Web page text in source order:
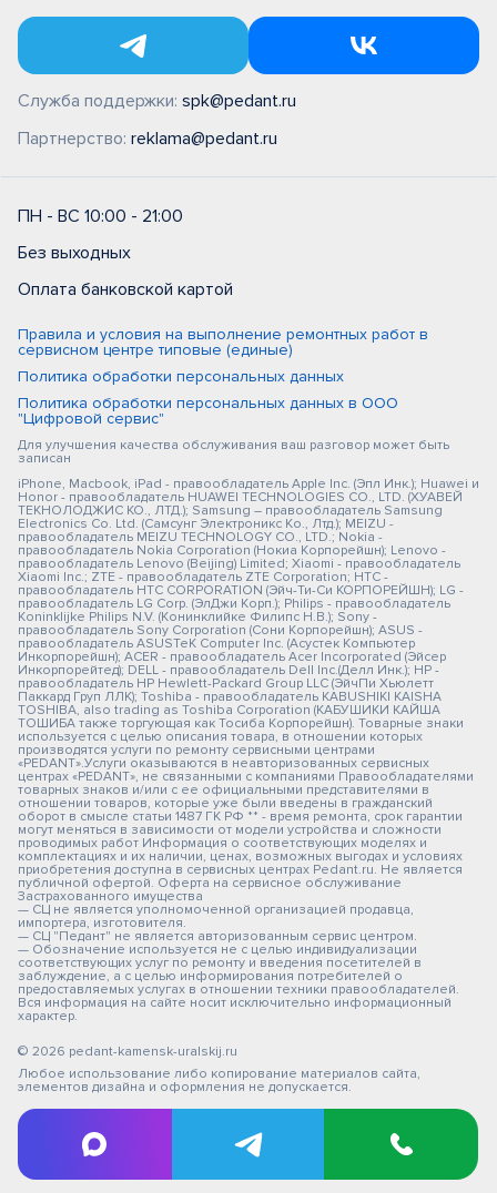
Служба поддержки: spk@pedant.ru
Партнерство: reklama@pedant.ru
ПН - ВС 10:00 - 21:00
Без выходных
Оплата банковской картой
Правила и условия на выполнение ремонтных работ в
сервисном центре типовые (единые)
Политика обработки персональных данных
Политика обработки персональных данных в ООО
"Цифровой сервис"
Для улучшения качества обслуживания ваш разговор может быть
записан
iPhone, Macbook, iPad - правообладатель Apple Inc. (Эпл Инк.); Huawei и
Honor - правообладатель HUAWEI TECHNOLOGIES CO., LTD. (ХУАВЕЙ
ТЕКНОЛОДЖИС КО., ЛТД.); Samsung – правообладатель Samsung
Electronics Co. Ltd. (Самсунг Электроникс Ко., Лтд.); MEIZU -
правообладатель MEIZU TECHNOLOGY CO., LTD.; Nokia -
правообладатель Nokia Corporation (Нокиа Корпорейшн); Lenovo -
правообладатель Lenovo (Beijing) Limited; Xiaomi - правообладатель
Xiaomi Inc.; ZTE - правообладатель ZTE Corporation; HTC -
правообладатель HTC CORPORATION (Эйч-Ти-Си КОРПОРЕЙШН); LG -
правообладатель LG Corp. (ЭлДжи Корп.); Philips - правообладатель
Koninklijke Philips N.V. (Конинклийке Филипс Н.В.); Sony -
правообладатель Sony Corporation (Сони Корпорейшн); ASUS -
правообладатель ASUSTeK Computer Inc. (Асустек Компьютер
Инкорпорейшн); ACER - правообладатель Acer Incorporated (Эйсер
Инкорпорейтед); DELL - правообладатель Dell Inc.(Делл Инк.); HP -
правообладатель HP Hewlett-Packard Group LLC (ЭйчПи Хьюлетт
Паккард Груп ЛЛК); Toshiba - правообладатель KABUSHIKI KAISHA
TOSHIBA, also trading as Toshiba Corporation (КАБУШИКИ КАЙША
ТОШИБА также торгующая как Тосиба Корпорейшн). Товарные знаки
используется с целью описания товара, в отношении которых
производятся услуги по ремонту сервисными центрами
«PEDANT».Услуги оказываются в неавторизованных сервисных
центрах «PEDANT», не связанными с компаниями Правообладателями
товарных знаков и/или с ее официальными представителями в
отношении товаров, которые уже были введены в гражданский
оборот в смысле статьи 1487 ГК РФ ** - время ремонта, срок гарантии
могут меняться в зависимости от модели устройства и сложности
проводимых работ Информация о соответствующих моделях и
комплектациях и их наличии, ценах, возможных выгодах и условиях
приобретения доступна в сервисных центрах Pedant.ru. Не является
публичной офертой. Оферта на сервисное обслуживание
Застрахованного имущества
— СЦ не является уполномоченной организацией продавца,
импортера, изготовителя.
— СЦ "Педант" не является авторизованным сервис центром.
— Обозначение используется не с целью индивидуализации
соответствующих услуг по ремонту и введения посетителей в
заблуждение, а с целью информирования потребителей о
предоставляемых услугах в отношении техники правообладателей.
Вся информация на сайте носит исключительно информационный
характер.
© 2026 pedant-kamensk-uralskij.ru
Любое использование либо копирование материалов сайта,
элементов дизайна и оформления не допускается.